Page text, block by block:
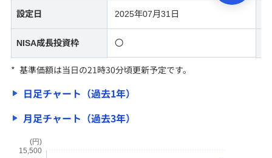
新規公開株式（IPO）
公募・売出株式（PO）
国内株式
外国株式
個人向け国債の特徴
設定日 2025年07月31日
NISA成長投資枠 〇
* 基準価額は当日の21時30分頃更新予定です。
日足チャート（過去1年）
月足チャート（過去3年）
(円)
15,500